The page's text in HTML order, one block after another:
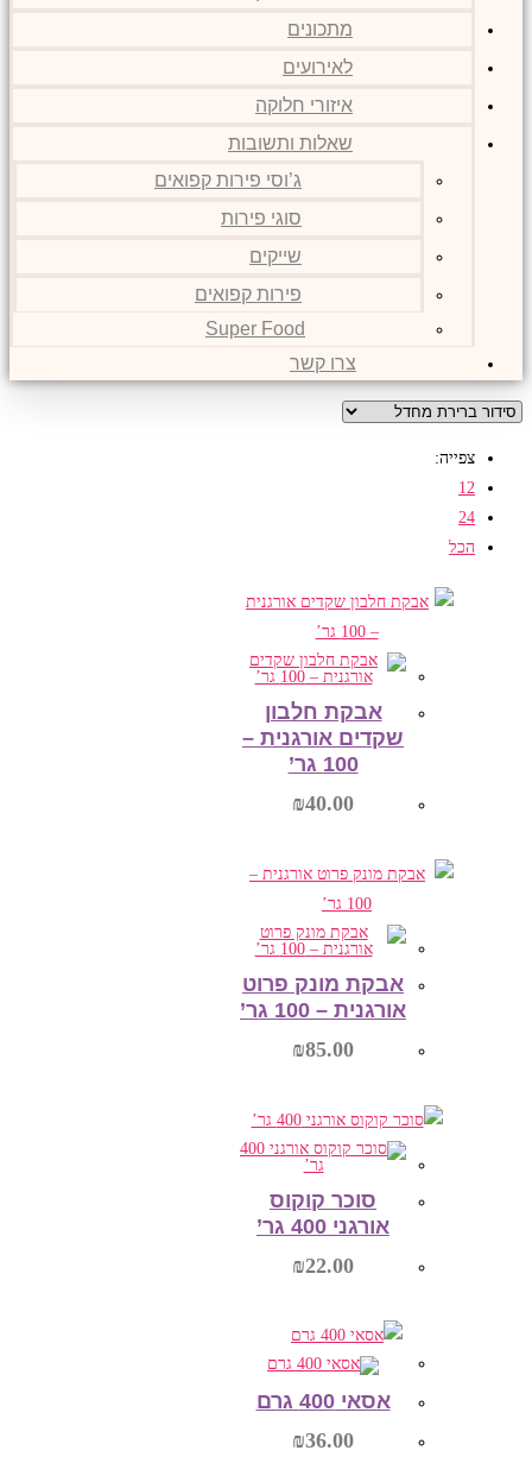
מתכונים
לאירועים
איזורי חלוקה
שאלות ותשובות
ג’וסי פירות קפואים
סוגי פירות
שייקים
פירות קפואים
Super Food
צרו קשר
צפייה:
12
24
הכל
אבקת חלבון
שקדים אורגנית –
100 גר’
₪40.00
הוספה לסל
אבקת מונק פרוט
אורגנית – 100 גר’
₪85.00
סוכר קוקוס
אורגני 400 גר’
₪22.00
הוספה לסל אסאי 400 גרם
₪36.00